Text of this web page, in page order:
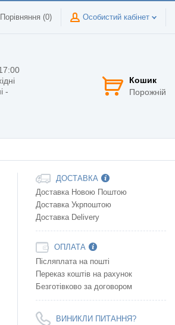
Порівняння (0) Особистий кабінет
-
Кошик
Порожній
ДОСТАВКА
Доставка Новою Поштою
Доставка Укрпоштою
Доставка Delivery
ОПЛАТА
Післяплата на пошті
Переказ коштів на рахунок
Безготівково за договором
ВИНИКЛИ ПИТАННЯ?